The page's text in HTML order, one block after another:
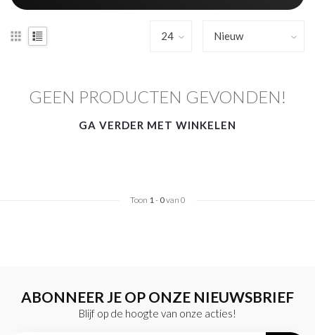
GEEN PRODUCTEN GEVONDEN!
GA VERDER MET WINKELEN
Toon 1- 0van 0
ABONNEER JE OP ONZE NIEUWSBRIEF
Blijf op de hoogte van onze acties!